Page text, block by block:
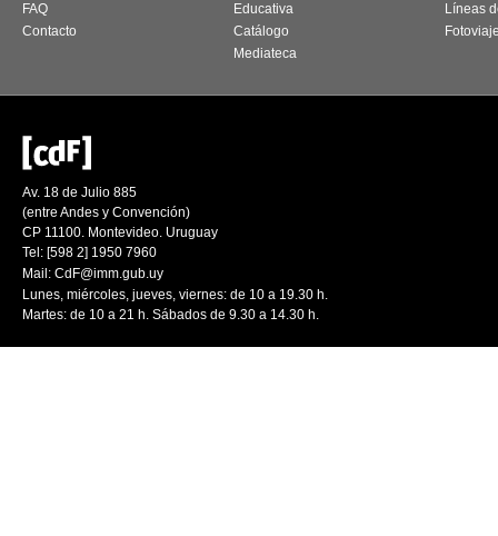
FAQ
Contacto
Educativa
Catálogo
Mediateca
Líneas
Av. 18 de Julio 885
(entre Andes y Convención)
CP 11100. Montevideo. Uruguay
Tel: [598 2] 1950 7960
Mail: CdF@imm.gub.uy
Lunes, miércoles, jueves, viernes: de 10 a 19.30 h.
Martes: de 10 a 21 h. Sábados de 9.30 a 14.30 h.